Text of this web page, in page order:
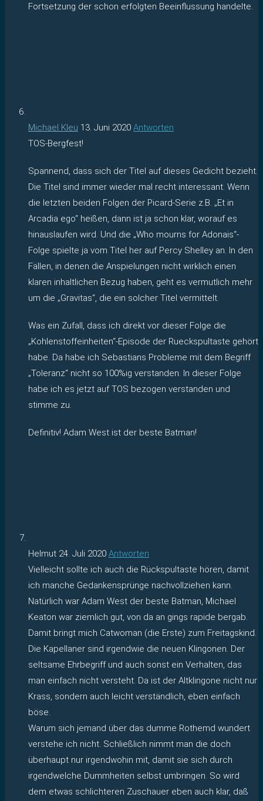
Fortsetzung der schon erfolgten Beeinflussung handelte.
Michael Kleu 13. Juni 2020 Antworten
TOS-Bergfest!
Spannend, dass sich der Titel auf dieses Gedicht bezieht.
Die Titel sind immer wieder mal recht interessant. Wenn
die letzten beiden Folgen der Picard-Serie z.B. „Et in
Arcadia ego“ heißen, dann ist ja schon klar, worauf es
hinauslaufen wird. Und die „Who mourns for Adonais“-
Folge spielte ja vom Titel her auf Percy Shelley an. In den
Fällen, in denen die Anspielungen nicht wirklich einen
klaren inhaltlichen Bezug haben, geht es vermutlich mehr
um die „Gravitas“, die ein solcher Titel vermittelt.
Was ein Zufall, dass ich direkt vor dieser Folge die
„Kohlenstoffeinheiten“-Episode der Rueckspultaste gehört
habe. Da habe ich Sebastians Probleme mit dem Begriff
„Toleranz“ nicht so 100%ig verstanden. In dieser Folge
habe ich es jetzt auf TOS bezogen verstanden und
stimme zu.
Definitiv! Adam West ist der beste Batman!
Helmut 24. Juli 2020 Antworten
Vielleicht sollte ich auch die Rückspultaste hören, damit
ich manche Gedankensprünge nachvollziehen kann.
Natürlich war Adam West der beste Batman, Michael
Keaton war ziemlich gut, von da an gings rapide bergab.
Damit bringt mich Catwoman (die Erste) zum Freitagskind.
Die Kapellaner sind irgendwie die neuen Klingonen. Der
seltsame Ehrbegriff und auch sonst ein Verhalten, das
man einfach nicht versteht. Da ist der Altklingone nicht nur
Krass, sondern auch leicht verständlich, eben einfach
böse.
Warum sich jemand über das dumme Rothemd wundert
verstehe ich nicht. Schließlich nimmt man die doch
überhaupt nur irgendwohin mit, damit sie sich durch
irgendwelche Dummheiten selbst umbringen. So wird
dem etwas schlichteren Zuschauer eben auch klar, daß